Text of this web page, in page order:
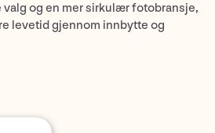
og en mer sirkulær fotobransje,
levetid gjennom innbytte og